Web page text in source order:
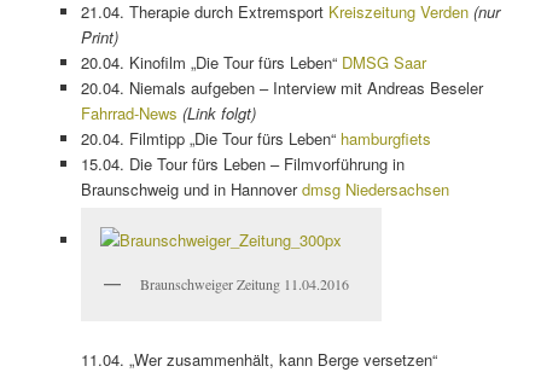
21.04. Therapie durch Extremsport Kreiszeitung Verden(nur
Print)
20.04. Kinofilm „Die Tour fürs Leben“ DMSG Saar
20.04. Niemals aufgeben – Interview mit Andreas Beseler
Fahrrad-News (Link folgt)
20.04. Filmtipp „Die Tour fürs Leben“ hamburgfiets
15.04. Die Tour fürs Leben – Filmvorführung in
Braunschweig und in Hannoverdmsg Niedersachsen
Braunschweiger Zeitung 11.04.2016
11.04. „Wer zusammenhält, kann Berge versetzen“